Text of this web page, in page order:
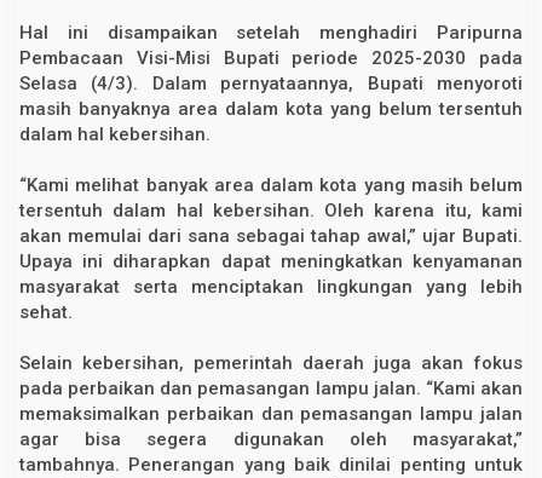
k
a
n
K
b
e
i
h
n
K
o
t
n
P
e
n
e
r
Hal ini disampaikan setelah menghadiri Paripurna
Pembacaan Visi-Misi Bupati periode 2025-2030 pada
Selasa (4/3). Dalam pernyataannya, Bupati menyoroti
masih banyaknya area dalam kota yang belum tersentuh
dalam hal kebersihan.
“Kami melihat banyak area dalam kota yang masih belum
tersentuh dalam hal kebersihan. Oleh karena itu, kami
akan memulai dari sana sebagai tahap awal,” ujar Bupati.
Upaya ini diharapkan dapat meningkatkan kenyamanan
masyarakat serta menciptakan lingkungan yang lebih
sehat.
Selain kebersihan, pemerintah daerah juga akan fokus
pada perbaikan dan pemasangan lampu jalan. “Kami akan
memaksimalkan perbaikan dan pemasangan lampu jalan
agar bisa segera digunakan oleh masyarakat,”
tambahnya. Penerangan yang baik dinilai penting untuk